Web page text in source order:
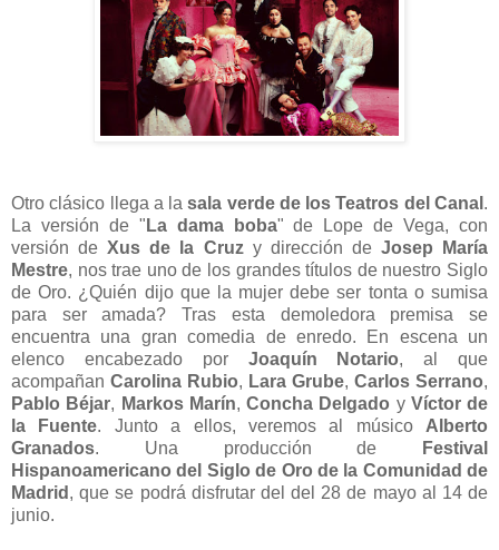
Otro clásico llega a lasala verde de los Teatros del Canal .
La versión de " La dama boba" de Lope de Vega, con
versión deXus de la Cruzy dirección de Josep María
Mestre, nos trae uno de los grandes títulos de nuestro Siglo
de Oro. ¿Quién dijo que la mujer debe ser tonta o sumisa
para ser amada? Tras esta demoledora premisa se
encuentra una gran comedia de enredo. En escena un
elenco encabezado por Joaquín Notario, al que
acompañan Carolina Rubio, Lara Grube, Carlos Serrano,
Pablo Béjar, Markos Marín, Concha Delgado y Víctor de
la Fuente. Junto a ellos, veremos al músico Alberto
Granados. Una producción de
Festival
Hispanoamericano del Siglo de Oro de la Comunidad de
Madrid , que se podrá disfrutar del del 28 de mayo al 14 de
junio.